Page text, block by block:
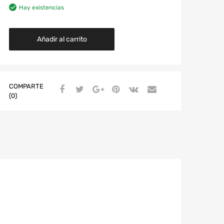
Hay existencias
Añadir al carrito
COMPARTE
(0)